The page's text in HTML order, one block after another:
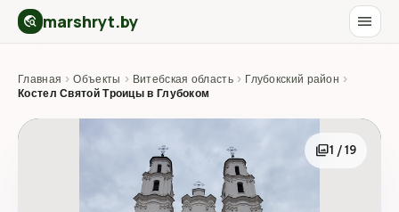
travel_explore marshryt.by menu
Главная › Объекты › Витебская область › Глубокский район ›
Костел Святой Троицы в Глубоком
photo_library1 / 19